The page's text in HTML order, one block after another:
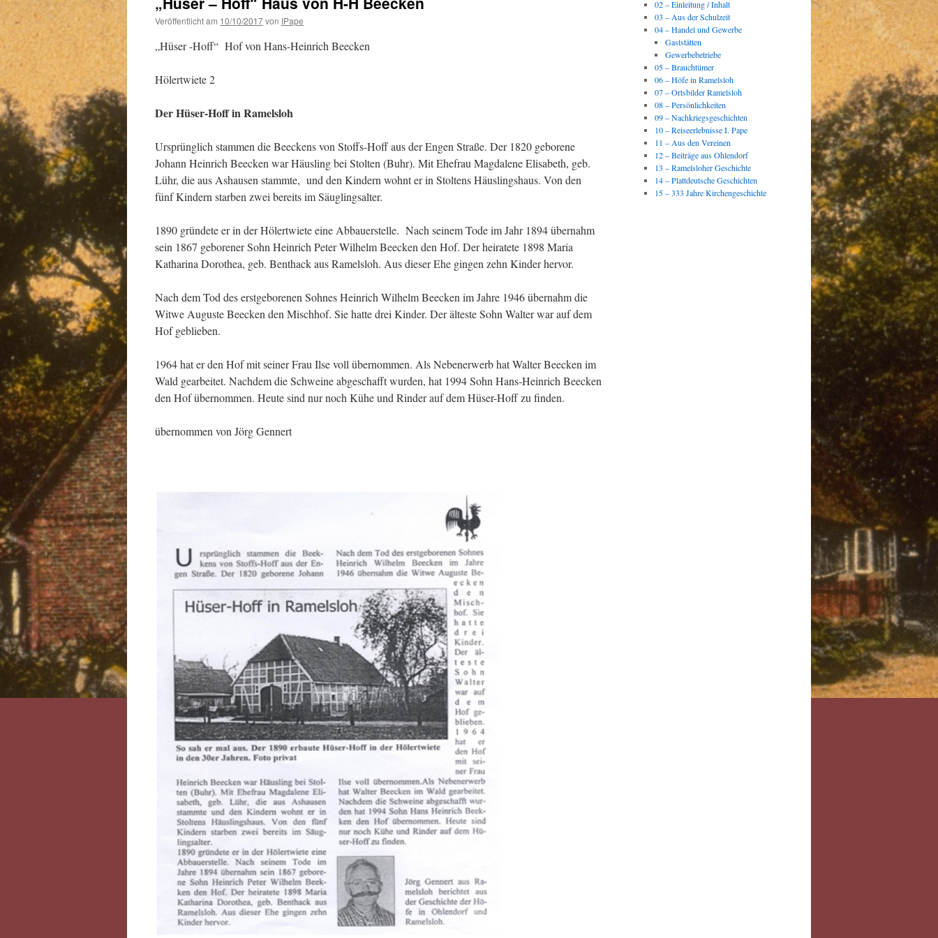
Veröffentlicht am 10/10/2017von IPape
„Hüser -Hoff“ Hof von Hans-Heinrich Beecken
Hölertwiete 2
Der Hüser-Hoff in Ramelsloh
Ursprünglich stammen die Beeckens von Stoffs-Hoff aus der Engen Straße. Der 1820 geborene
Johann Heinrich Beecken war Häusling bei Stolten (Buhr). Mit Ehefrau Magdalene Elisabeth, geb.
Lühr, die aus Ashausen stammte, und den Kindern wohnt er in Stoltens Häuslingshaus. Von den
fünf Kindern starben zwei bereits im Säuglingsalter.
1890 gründete er in der Hölertwiete eine Abbauerstelle. Nach seinem Tode im Jahr 1894 übernahm
sein 1867 geborener Sohn Heinrich Peter Wilhelm Beecken den Hof. Der heiratete 1898 Maria
Katharina Dorothea, geb. Benthack aus Ramelsloh. Aus dieser Ehe gingen zehn Kinder hervor.
Nach dem Tod des erstgeborenen Sohnes Heinrich Wilhelm Beecken im Jahre 1946 übernahm die
Witwe Auguste Beecken den Mischhof. Sie hatte drei Kinder. Der älteste Sohn Walter war auf dem
Hof geblieben.
1964 hat er den Hof mit seiner Frau Ilse voll übernommen. Als Nebenerwerb hat Walter Beecken im
Wald gearbeitet. Nachdem die Schweine abgeschafft wurden, hat 1994 Sohn Hans-Heinrich Beecken
den Hof übernommen. Heute sind nur noch Kühe und Rinder auf dem Hüser-Hoff zu finden.
übernommen von Jörg Gennert
02 – Einleitung / Inhalt
03 – Aus der Schulzeit
04 – Handel und Gewerbe
Gaststätten
Gewerbebetriebe
05 – Brauchtümer
06 – Höfe in Ramelsloh
07 – Ortsbilder Ramelsloh
08 – Persönlichkeiten
09 – Nachkriegsgeschichten
10 – Reiseerlebnisse I. Pape
11 – Aus den Vereinen
12 – Beiträge aus Ohlendorf
13 – Ramelsloher Geschichte
14 – Plattdeutsche Geschichten
15 – 333 Jahre Kirchengeschichte